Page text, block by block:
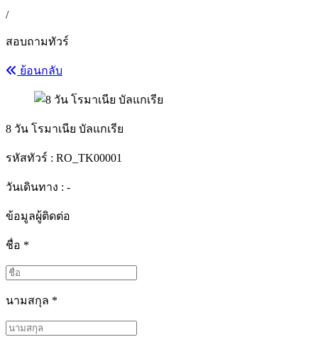
/
สอบถามทัวร์
ย้อนกลับ
8 วัน โรมาเนีย บัลแกเรีย
รหัสทัวร์ : RO_TK00001
วันเดินทาง : -
ข้อมูลผู้ติดต่อ
ชื่อ *
นามสกุล *